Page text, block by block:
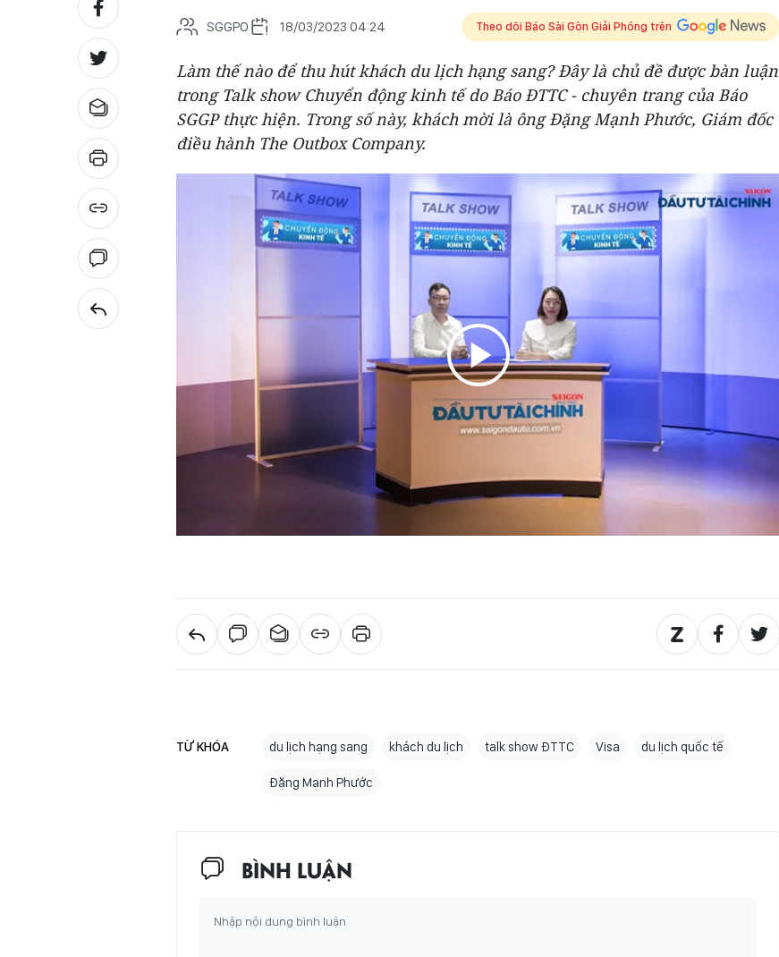
SGGPO 18/03/2023 04:24 Theo dõi Báo Sài Gòn Giải Phóng trên
Làm thế nào để thu hút khách du lịch hạng sang? Đây là chủ đề được bàn luận
trong Talk show Chuyển động kinh tế do Báo ĐTTC - chuyên trang của Báo
SGGP thực hiện. Trong số này, khách mời là ông Đặng Mạnh Phước, Giám đốc
điều hành The Outbox Company.
TỪ KHÓA du lịch hạng sang khách du lịch talk show ĐTTC Visa du lịch quốc tế
Đặng Mạnh Phước
BÌNH LUẬN